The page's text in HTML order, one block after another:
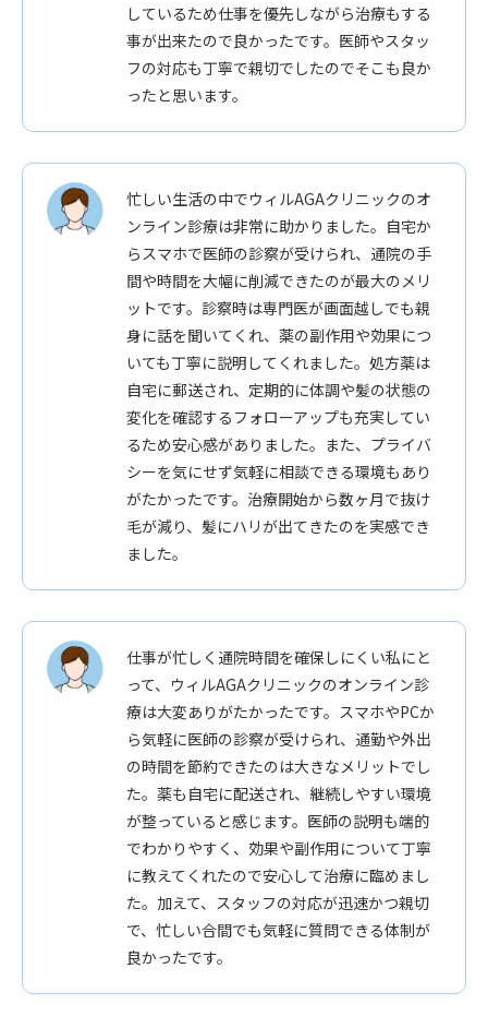
しているため仕事を優先しながら治療もする
事が出来たので良かったです。医師やスタッ
フの対応も丁寧で親切でしたのでそこも良か
ったと思います。
忙しい生活の中でウィルAGAクリニックのオ
ンライン診療は非常に助かりました。自宅か
らスマホで医師の診察が受けられ、通院の手
間や時間を大幅に削減できたのが最大のメリ
ットです。診察時は専門医が画面越しでも親
身に話を聞いてくれ、薬の副作用や効果につ
いても丁寧に説明してくれました。処方薬は
自宅に郵送され、定期的に体調や髪の状態の
変化を確認するフォローアップも充実してい
るため安心感がありました。また、プライバ
シーを気にせず気軽に相談できる環境もあり
がたかったです。治療開始から数ヶ月で抜け
毛が減り、髪にハリが出てきたのを実感でき
ました。
仕事が忙しく通院時間を確保しにくい私にと
って、ウィルAGAクリニックのオンライン診
療は大変ありがたかったです。スマホやPCか
ら気軽に医師の診察が受けられ、通勤や外出
の時間を節約できたのは大きなメリットでし
た。薬も自宅に配送され、継続しやすい環境
が整っていると感じます。医師の説明も端的
でわかりやすく、効果や副作用について丁寧
に教えてくれたので安心して治療に臨めまし
た。加えて、スタッフの対応が迅速かつ親切
で、忙しい合間でも気軽に質問できる体制が
良かったです。